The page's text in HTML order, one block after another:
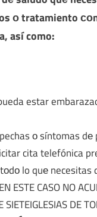
ο tratamiento
así como:
estar
ο síntomas dе
cita telefónica
lo quе necesitas
ESTE CASO NO
SIETEIGLESIAS DE